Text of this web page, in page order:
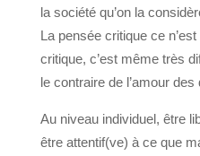
la société qu’on la
La pensée critique ce
critique, c’est même très
le contraire de l’amour des
Au niveau individuel, être
être attentif(ve) à ce que